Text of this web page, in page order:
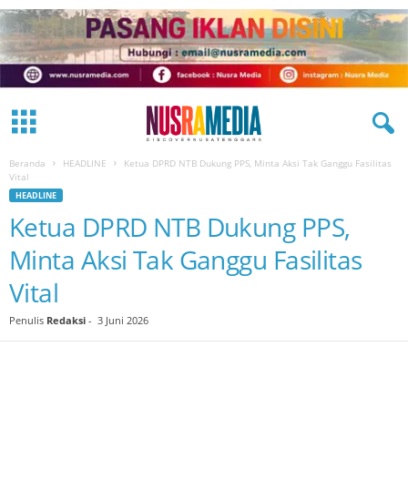
Beranda HEADLINE
Ketua DPRD NTB Dukung PPS, Minta Aksi Tak Ganggu Fasilitas
Vital
HEADLINE
Ketua DPRD NTB Dukung PPS,
Minta Aksi Tak Ganggu Fasilitas
Vital
Penulis Redaksi - 3 Juni 2026